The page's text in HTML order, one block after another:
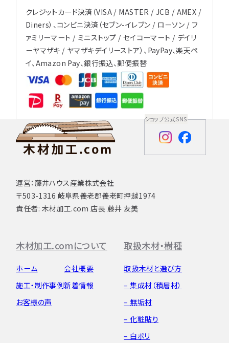
クレジットカード決済（VISA / MASTER / JCB / AMEX /
Diners）、コンビニ決済（セブン-イレブン / ローソン / フ
ァミリーマート / ミニストップ / セイコーマート / デイリ
ーヤマザキ / ヤマザキデイリーストア）、PayPay、楽天ペ
イ、Amazon Pay、銀行振込、郵便振替
運営：藤井ハウス産業株式会社
〒503-1316 岐阜県養老郡養老町押越1974
責任者: 木材加工.com 店長 藤井 友美
ショップ公式SNS
木材加工.comについて
ホーム
施工・制作事例
お客様の声
会社概要
新着情報
取扱木材・樹種
取扱木材と選び方
– 集成材（積層材）
– 無垢材
– 化粧貼り
– 白ポリ